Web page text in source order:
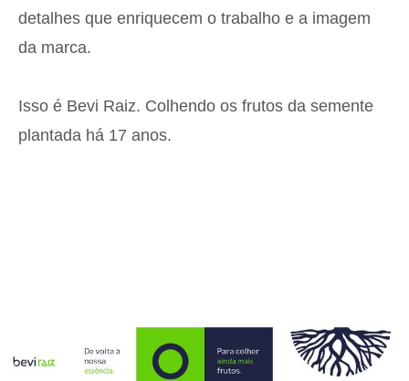
detalhes que enriquecem o trabalho e a imagem
da marca.
Isso é Bevi Raiz. Colhendo os frutos da semente
plantada há 17 anos.